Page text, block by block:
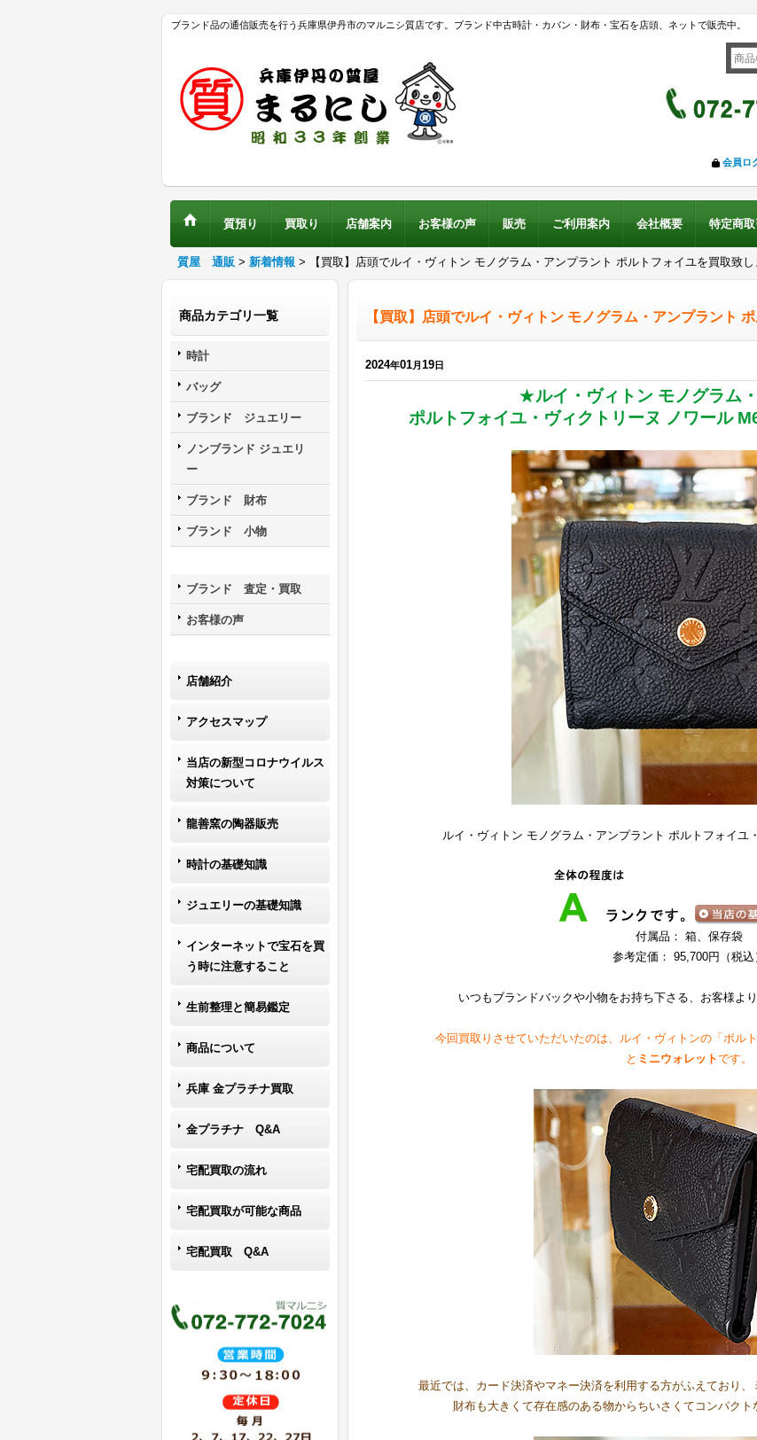
ブランド品の通信販売を行う兵庫県伊丹市のマルニシ質店です。ブランド中古時計・カバン・財布・宝石を店頭、ネットで販売中。
会員ロ
質預り 買取り 店舗案内 お客様の声 販売 ご利用案内 会社概要 特定商
質屋 通販 > 新着情報 > 【買取】店頭でルイ・ヴィトン モノグラム・アンプラント ポルトフォイユを買取致し
商品カテゴリ一覧
時計
バッグ
ブランド ジュエリー
ノンブランド ジュエリ
ー
ブランド 財布
ブランド 小物
ブランド 査定・買取
お客様の声
店舗紹介
アクセスマップ
当店の新型コロナウイルス
対策について
龍善窯の陶器販売
時計の基礎知識
ジュエリーの基礎知識
インターネットで宝石を買
う時に注意すること
生前整理と簡易鑑定
商品について
兵庫 金プラチナ買取
金プラチナ Q&A
宅配買取の流れ
宅配買取が可能な商品
宅配買取 Q&A
【買取】店頭でルイ・ヴィトン モノグラム・アンプラント
2024年01月19日
★ルイ・ヴィトン モノグラム
ポルトフォイユ・ヴィクトリーヌ ノワール
ルイ・ヴィトン モノグラム・アンプラント ポルトフォイユ
付属品： 箱、保存袋
参考定価： 95,700円（税込
いつもブランドバックや小物をお持ち下さる、お客様よ
今回買取りさせていただいたのは、ルイ・ヴィトンの「ポル
と ミニウォレットです。
最近では、カード決済やマネー決済を利用する方がふえており、
財布も大きくて存在感のある物からちいさくてコンパクト